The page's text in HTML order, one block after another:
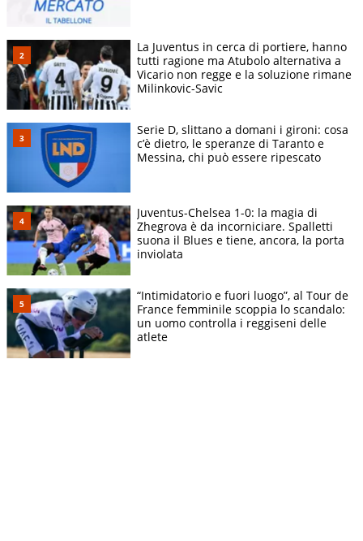
La Juventus in cerca di portiere, hanno
tutti ragione ma Atubolo alternativa a
Vicario non regge e la soluzione rimane
Milinkovic-Savic
Serie D, slittano a domani i gironi: cosa
c’è dietro, le speranze di Taranto e
Messina, chi può essere ripescato
Juventus-Chelsea 1-0: la magia di
Zhegrova è da incorniciare. Spalletti
suona il Blues e tiene, ancora, la porta
inviolata
“Intimidatorio e fuori luogo”, al Tour de
France femminile scoppia lo scandalo:
un uomo controlla i reggiseni delle
atlete